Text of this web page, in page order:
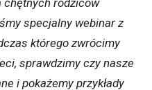
chętnych rodziców
specjalny webinar z
którego zwrócimy
sprawdzimy czy nasze
i pokażemy przykłady